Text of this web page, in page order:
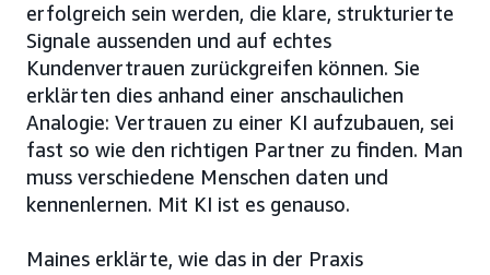
erfolgreich sein werden, die klare, strukturierte
Signale aussenden und auf echtes
Kundenvertrauen zurückgreifen können. Sie
erklärten dies anhand einer anschaulichen
Analogie: Vertrauen zu einer KI aufzubauen, sei
fast so wie den richtigen Partner zu finden. Man
muss verschiedene Menschen daten und
kennenlernen. Mit KI ist es genauso.
Maines erklärte, wie das in der Praxis